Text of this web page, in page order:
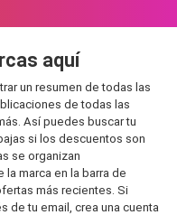
aquí
un resumen de todas las
de todas las
Así puedes buscar tu
si los descuentos son
se organizan
marca en la barra de
más recientes. Si
de tu email, crea una cuenta